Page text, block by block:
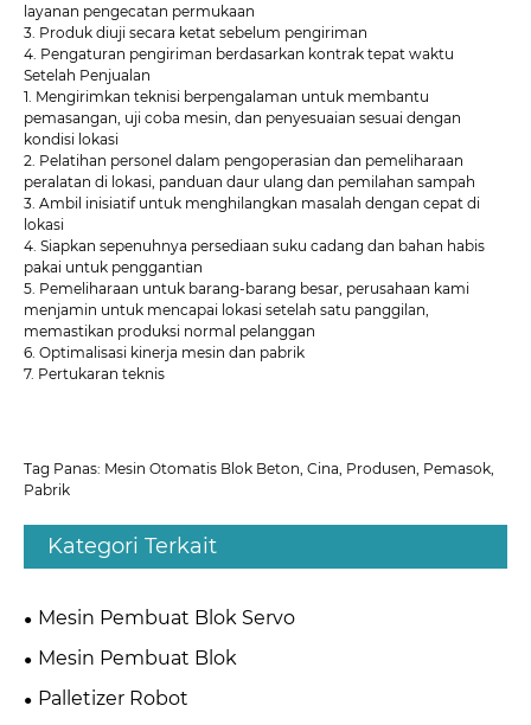
layanan pengecatan permukaan
3. Produk diuji secara ketat sebelum pengiriman
4. Pengaturan pengiriman berdasarkan kontrak tepat waktu
Setelah Penjualan
1. Mengirimkan teknisi berpengalaman untuk membantu
pemasangan, uji coba mesin, dan penyesuaian sesuai dengan
kondisi lokasi
2. Pelatihan personel dalam pengoperasian dan pemeliharaan
peralatan di lokasi, panduan daur ulang dan pemilahan sampah
3. Ambil inisiatif untuk menghilangkan masalah dengan cepat di
lokasi
4. Siapkan sepenuhnya persediaan suku cadang dan bahan habis
pakai untuk penggantian
5. Pemeliharaan untuk barang-barang besar, perusahaan kami
menjamin untuk mencapai lokasi setelah satu panggilan,
memastikan produksi normal pelanggan
6. Optimalisasi kinerja mesin dan pabrik
7. Pertukaran teknis
Tag Panas: Mesin Otomatis Blok Beton, Cina, Produsen, Pemasok,
Pabrik
Kategori Terkait
Mesin Pembuat Blok Servo
Mesin Pembuat Blok
Palletizer Robot